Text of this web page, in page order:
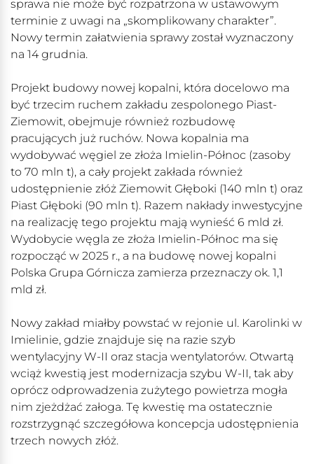
sprawa nie może być rozpatrzona w ustawowym
terminie z uwagi na „skomplikowany charakter”.
Nowy termin załatwienia sprawy został wyznaczony
na 14 grudnia.
Projekt budowy nowej kopalni, która docelowo ma
być trzecim ruchem zakładu zespolonego Piast-
Ziemowit, obejmuje również rozbudowę
pracujących już ruchów. Nowa kopalnia ma
wydobywać węgiel ze złoża Imielin-Północ (zasoby
to 70 mln t), a cały projekt zakłada również
udostępnienie złóż Ziemowit Głęboki (140 mln t) oraz
Piast Głęboki (90 mln t). Razem nakłady inwestycyjne
na realizację tego projektu mają wynieść 6 mld zł.
Wydobycie węgla ze złoża Imielin-Północ ma się
rozpocząć w 2025 r., a na budowę nowej kopalni
Polska Grupa Górnicza zamierza przeznaczy ok. 1,1
mld zł.
Nowy zakład miałby powstać w rejonie ul. Karolinki w
Imielinie, gdzie znajduje się na razie szyb
wentylacyjny W-II oraz stacja wentylatorów. Otwartą
wciąż kwestią jest modernizacja szybu W-II, tak aby
oprócz odprowadzenia zużytego powietrza mogła
nim zjeżdżać załoga. Tę kwestię ma ostatecznie
rozstrzygnąć szczegółowa koncepcja udostępnienia
trzech nowych złóż.